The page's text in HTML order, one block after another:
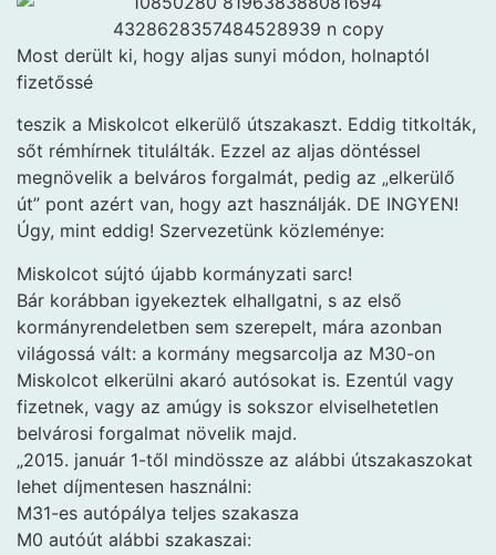
Most derült ki, hogy aljas sunyi módon, holnaptól
fizetőssé
teszik a Miskolcot elkerülő útszakaszt. Eddig titkolták,
sőt rémhírnek titulálták. Ezzel az aljas döntéssel
megnövelik a belváros forgalmát, pedig az „elkerülő
út” pont azért van, hogy azt használják. DE INGYEN!
Úgy, mint eddig! Szervezetünk közleménye:
Miskolcot sújtó újabb kormányzati sarc!
Bár korábban igyekeztek elhallgatni, s az első
kormányrendeletben sem szerepelt, mára azonban
világossá vált: a kormány megsarcolja az M30-on
Miskolcot elkerülni akaró autósokat is. Ezentúl vagy
fizetnek, vagy az amúgy is sokszor elviselhetetlen
belvárosi forgalmat növelik majd.
„2015. január 1-től mindössze az alábbi útszakaszokat
lehet díjmentesen használni:
M31-es autópálya teljes szakasza
M0 autóút alábbi szakaszai: